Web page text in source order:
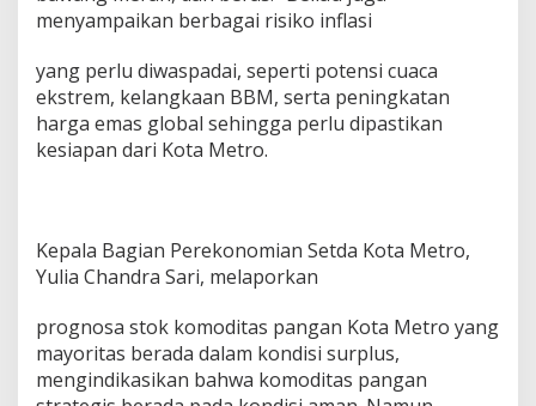
menyampaikan berbagai risiko inflasi
yang perlu diwaspadai, seperti potensi cuaca
ekstrem, kelangkaan BBM, serta peningkatan
harga emas global sehingga perlu dipastikan
kesiapan dari Kota Metro.
Kepala Bagian Perekonomian Setda Kota Metro,
Yulia Chandra Sari, melaporkan
prognosa stok komoditas pangan Kota Metro yang
mayoritas berada dalam kondisi surplus,
mengindikasikan bahwa komoditas pangan